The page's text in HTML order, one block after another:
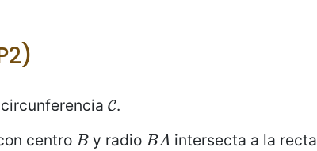
C
C.
centro B
By radio BA
BA intersecta a la recta